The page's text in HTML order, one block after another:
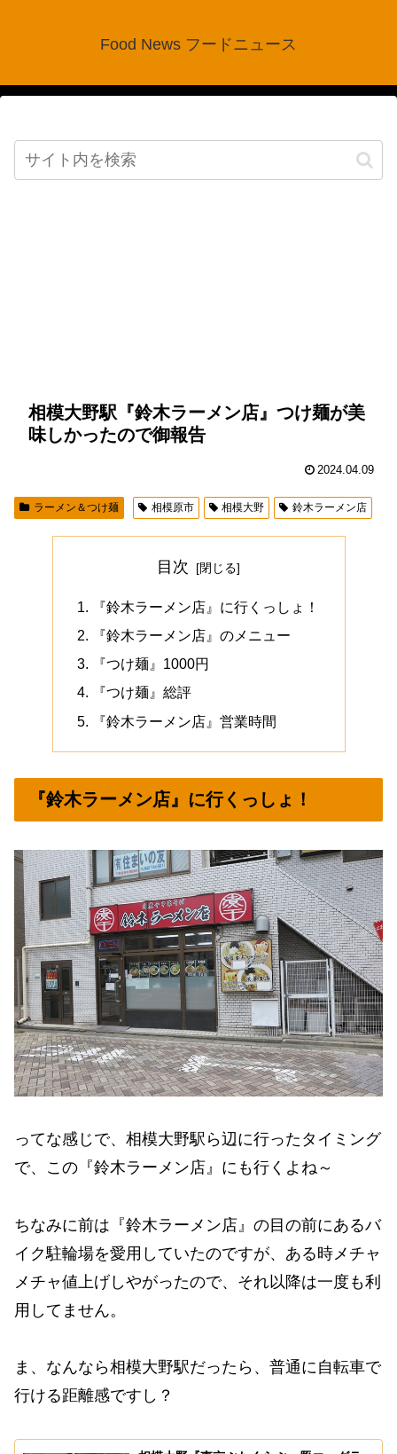
Food News フードニュース
相模大野駅『鈴木ラーメン店』つけ麺が美
味しかったので御報告
2024.04.09
ラーメン＆つけ麺 相模原市 相模大野 鈴木ラーメン店
目次
『鈴木ラーメン店』に行くっしょ！
『鈴木ラーメン店』のメニュー
『つけ麺』1000円
『つけ麺』総評
『鈴木ラーメン店』営業時間
『鈴木ラーメン店』に行くっしょ！
ってな感じで、相模大野駅ら辺に行ったタイミング
で、この『鈴木ラーメン店』にも行くよね～
ちなみに前は『鈴木ラーメン店』の目の前にあるバ
イク駐輪場を愛用していたのですが、ある時メチャ
メチャ値上げしやがったので、それ以降は一度も利
用してません。
ま、なんなら相模大野駅だったら、普通に自転車で
行ける距離感ですし？